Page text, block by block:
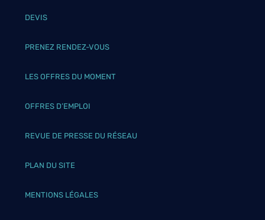
DEVIS
PRENEZ RENDEZ-VOUS
LES OFFRES DU MOMENT
OFFRES D’EMPLOI
REVUE DE PRESSE DU RÉSEAU
PLAN DU SITE
MENTIONS LÉGALES